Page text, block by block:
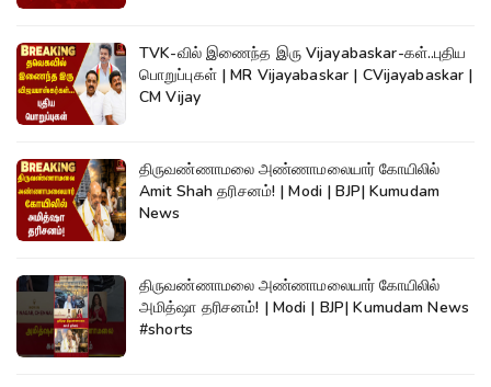
TVK-வில் இணைந்த இரு Vijayabaskar-கள்..புதிய
பொறுப்புகள் | MR Vijayabaskar | CVijayabaskar |
CM Vijay
திருவண்ணாமலை அண்ணாமலையார் கோயிலில்
Amit Shah தரிசனம்! | Modi | BJP| Kumudam
News
திருவண்ணாமலை அண்ணாமலையார் கோயிலில்
அமித்ஷா தரிசனம்! | Modi | BJP| Kumudam News
#shorts